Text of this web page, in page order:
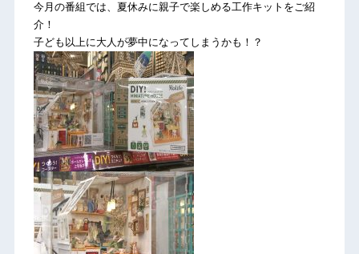
今月の番組では、夏休みに親子で楽しめる工作キットをご紹
介！
子ども以上に大人が夢中になってしまうかも！？